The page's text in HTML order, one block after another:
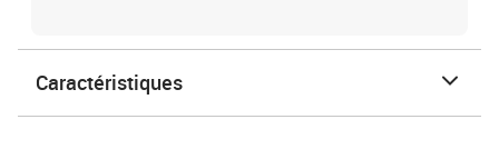
Caractéristiques